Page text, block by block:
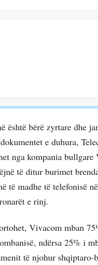
është bërë zyrtare dhe
e duhura,
nga kompania
të ditur burimet
të madhe të telefonisë
e rinj.
Vivacom mban
ndërsa 25% i
të njohur shqiptaro-